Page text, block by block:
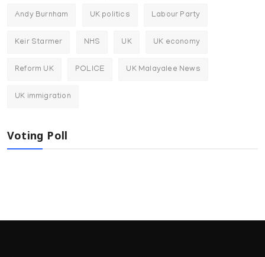
Andy Burnham UK politics Labour Party
Keir Starmer NHS UK UK economy
Reform UK POLICE UK Malayalee News
UK immigration
Voting Poll